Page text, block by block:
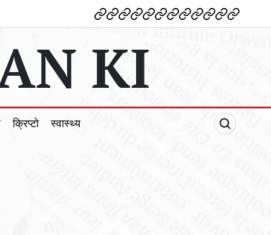
देश विदेशपोलटिकल
मनोरंजन
शिक्षाटेक्नोलॉजी
व्यापारक्राइम
धर्म खेलक्रिप्टोस्वास्थ्य
KI
क्रिप्टो स्वास्थ्य